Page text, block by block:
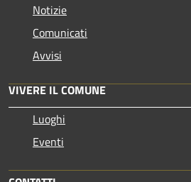
Notizie
Comunicati
Avvisi
VIVERE IL COMUNE
Luoghi
Eventi